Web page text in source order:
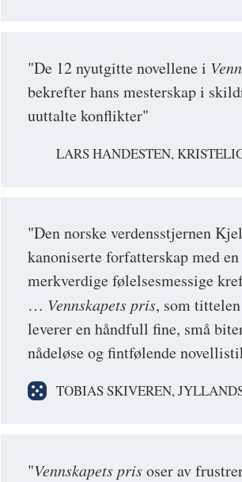
"De 12 nyutgitte novellene i
bekrefter hans mesterskap i
uuttalte konflikter"
LARS HANDESTEN,
"Den norske verdensstjernen
kanoniserte forfatterskap med
merkverdige følelsesmessige
… Vennskapets pris, som
leverer en håndfull fine, små
nådeløse og fintfølende
TOBIAS SKIVEREN,
"Vennskapets prisoser av